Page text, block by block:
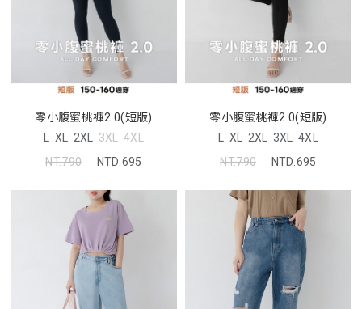
零小腹蜜桃褲2.0(短版)
L XL 2XL 3XL 4XL
NT.790
NTD.695
零小腹蜜桃褲2.0(短版)
L XL 2XL 3XL 4XL
NT.790
NTD.695